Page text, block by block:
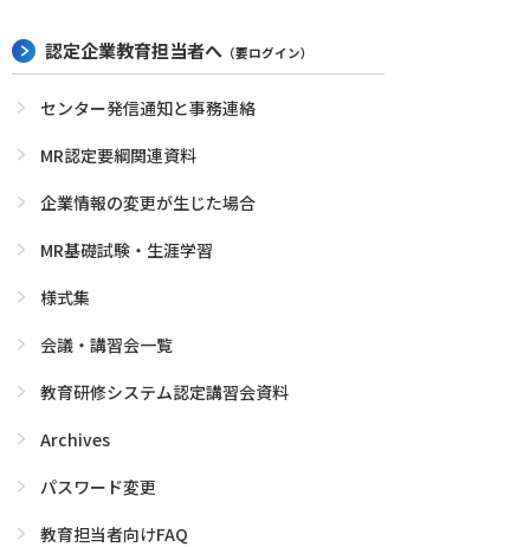
認定企業教育担当者へ （要ログイン）
センター発信通知と事務連絡
MR認定要綱関連資料
企業情報の変更が生じた場合
MR基礎試験・生涯学習
様式集
会議・講習会一覧
教育研修システム認定講習会資料
Archives
パスワード変更
教育担当者向けFAQ